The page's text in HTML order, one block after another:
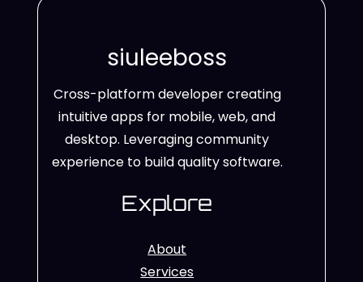
siuleeboss
Cross-platform developer creating
intuitive apps for mobile, web, and
desktop. Leveraging community
experience to build quality software.
Explore
About
Services